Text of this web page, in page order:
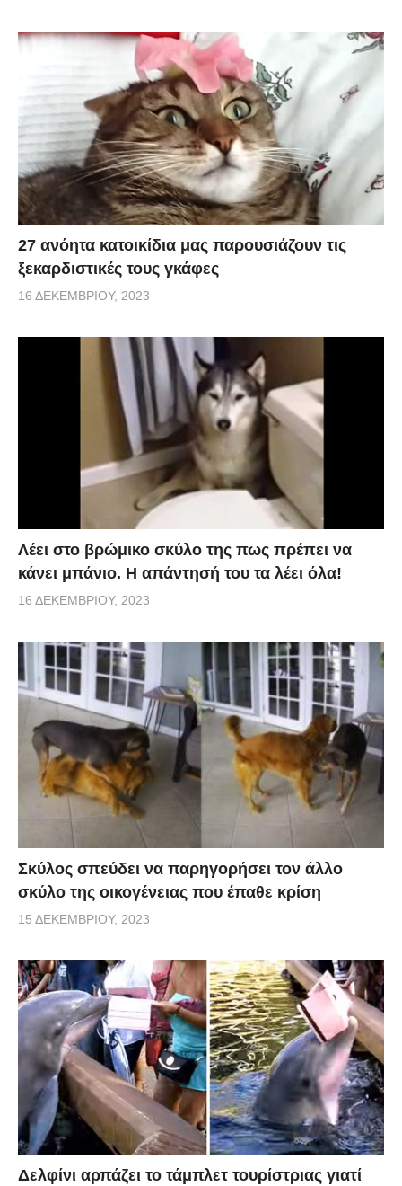
27 ανόητα κατοικίδια μας παρουσιάζουν τις
ξεκαρδιστικές τους γκάφες
16 ΔΕΚΕΜΒΡΊΟΥ, 2023
Λέει στο βρώμικο σκύλο της πως πρέπει να
κάνει μπάνιο. Η απάντησή του τα λέει όλα!
16 ΔΕΚΕΜΒΡΊΟΥ, 2023
Σκύλος σπεύδει να παρηγορήσει τον άλλο
σκύλο της οικογένειας που έπαθε κρίση
15 ΔΕΚΕΜΒΡΊΟΥ, 2023
Δελφίνι αρπάζει το τάμπλετ τουρίστριας γιατί